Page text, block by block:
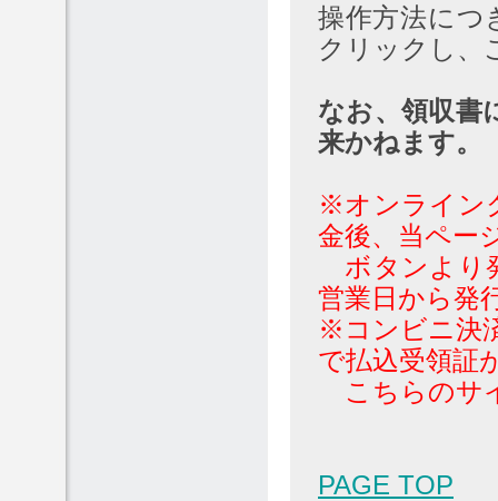
操作方法につ
クリックし、
なお、領収書
来かねます。
※オンライン
金後、当ペー
ボタンより
営業日から発
※コンビニ決
で払込受領証
こちらのサ
PAGE TOP